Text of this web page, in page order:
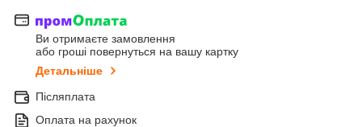
Ви отримаєте замовлення
або гроші повернуться на вашу картку
Детальніше
Післяплата
Оплата на рахунок